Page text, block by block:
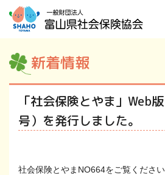
新着情報
「社会保険とやま」
号）を発行しました。
社会保険とやまNO664をご覧ください